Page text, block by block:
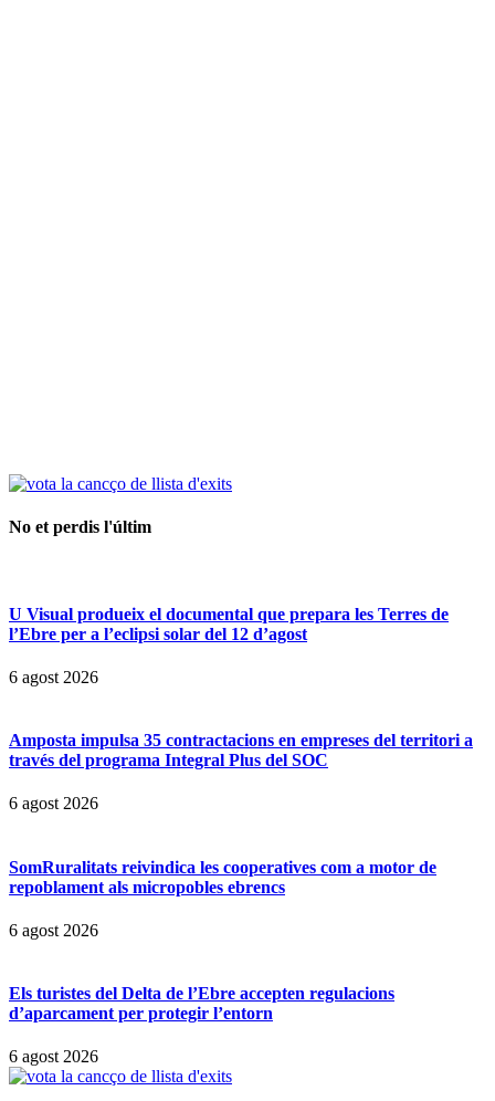
No et perdis l'últim
U Visual produeix el documental que prepara les Terres de
l’Ebre per a l’eclipsi solar del 12 d’agost
6 agost 2026
Amposta impulsa 35 contractacions en empreses del territori a
través del programa Integral Plus del SOC
6 agost 2026
SomRuralitats reivindica les cooperatives com a motor de
repoblament als micropobles ebrencs
6 agost 2026
Els turistes del Delta de l’Ebre accepten regulacions
d’aparcament per protegir l’entorn
6 agost 2026